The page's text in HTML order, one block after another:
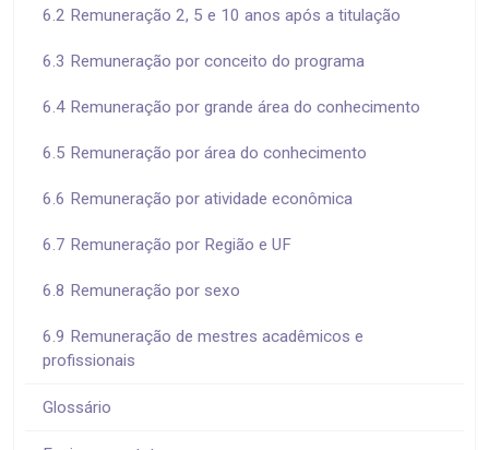
6.2 Remuneração 2, 5 e 10 anos após a titulação
6.3 Remuneração por conceito do programa
6.4 Remuneração por grande área do conhecimento
6.5 Remuneração por área do conhecimento
6.6 Remuneração por atividade econômica
6.7 Remuneração por Região e UF
6.8 Remuneração por sexo
6.9 Remuneração de mestres acadêmicos e
profissionais
Glossário